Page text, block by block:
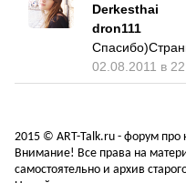
Derkesthai
dron111
02.08.2011 в
2015 © ART-Talk.ru - форум про
Внимание! Все права на
самостоятельно и архив